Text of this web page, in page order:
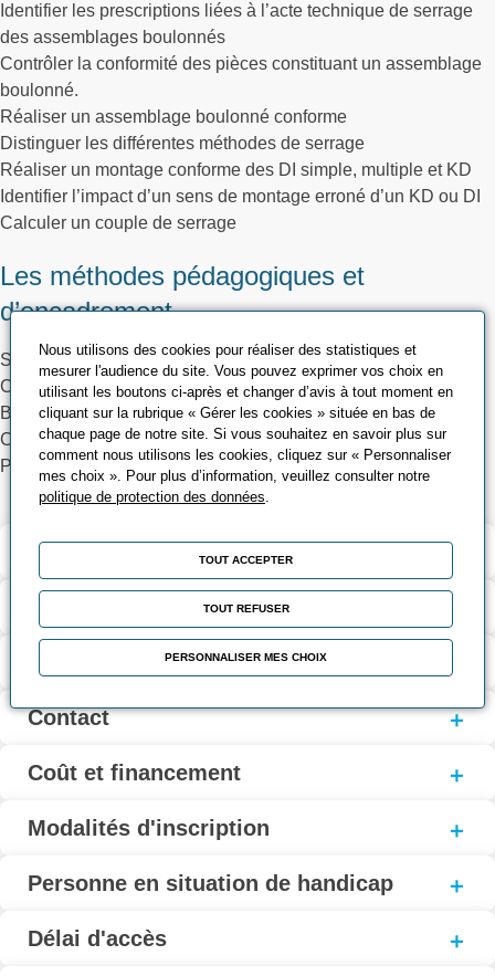
Identifier les prescriptions liées à l’acte technique de serrage
des assemblages boulonnés
Contrôler la conformité des pièces constituant un assemblage
boulonné.
Réaliser un assemblage boulonné conforme
Distinguer les différentes méthodes de serrage
Réaliser un montage conforme des DI simple, multiple et KD
Identifier l’impact d’un sens de montage erroné d’un KD ou DI
Calculer un couple de serrage
Les méthodes pédagogiques et
d’encadrement
Support de formation
Cas pratiques sur maquette type
BPDU
Chantier « école »
Pédagogie participative
Validation et certification
Contenu de la formation
Modalités d’évaluation
Contact
Coût et financement
Modalités d'inscription
Personne en situation de handicap
Délai d'accès
Nous utilisons des cookies pour réaliser des statistiques et
mesurer l'audience du site. Vous pouvez exprimer vos choix en
utilisant les boutons ci-après et changer d’avis à tout moment en
cliquant sur la rubrique « Gérer les cookies » située en bas de
chaque page de notre site. Si vous souhaitez en savoir plus sur
comment nous utilisons les cookies, cliquez sur « Personnaliser
mes choix ». Pour plus d’information, veuillez consulter notre
politique de protection des données
TOUT ACCEPTER
TOUT REFUSER
PERSONNALISER MES CHOIX